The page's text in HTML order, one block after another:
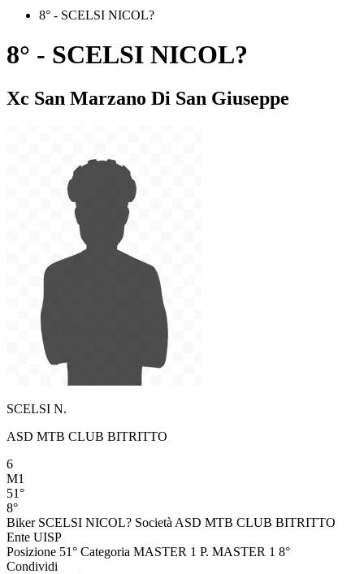
8° - SCELSI NICOL?
8° - SCELSI NICOL?
Xc San Marzano Di San Giuseppe
SCELSI N.
ASD MTB CLUB BITRITTO
6
M1
51°
8°
Biker SCELSI NICOL? Società ASD MTB CLUB BITRITTO
Ente UISP
Posizione 51° Categoria MASTER 1 P. MASTER 1 8°
Condividi